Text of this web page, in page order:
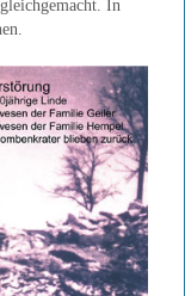
In